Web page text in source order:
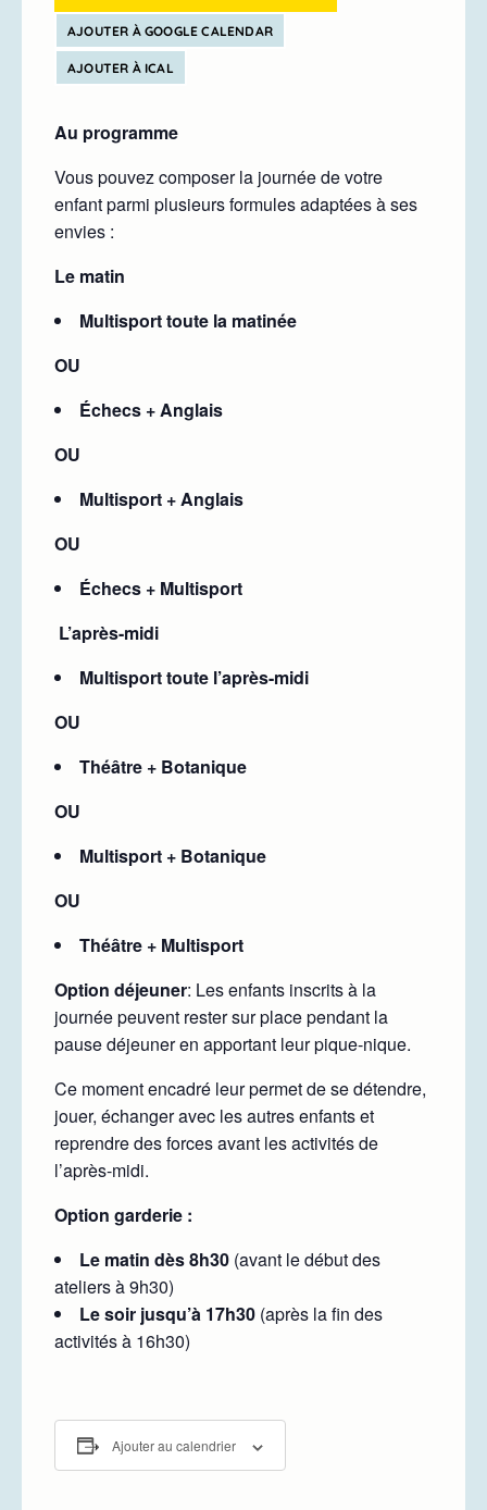
AJOUTER À GOOGLE CALENDAR
AJOUTER À ICAL
Au programme
Vous pouvez composer la journée de votre
enfant parmi plusieurs formules adaptées à ses
envies :
Le matin
Multisport toute la matinée
OU
Échecs + Anglais
OU
Multisport + Anglais
OU
Échecs + Multisport
L’après-midi
Multisport toute l’après-midi
OU
Théâtre + Botanique
OU
Multisport + Botanique
OU
Théâtre + Multisport
Option déjeuner: Les enfants inscrits à la
journée peuvent rester sur place pendant la
pause déjeuner en apportant leur pique-nique.
Ce moment encadré leur permet de se détendre,
jouer, échanger avec les autres enfants et
reprendre des forces avant les activités de
l’après-midi.
Option garderie :
Le matin dès 8h30 (avant le début des
ateliers à 9h30)
Le soir jusqu’à 17h30 (après la fin des
activités à 16h30)
Ajouter au calendrier